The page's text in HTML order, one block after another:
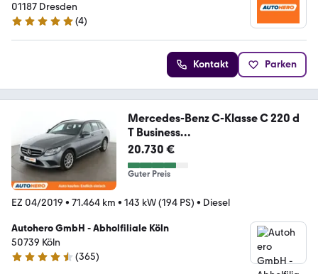
01187 Dresden
5 Sterne
(4)
Kontakt Parken
Mercedes-Benz C-Klasse C 220 d
T Business
Aut.*NAVI*TEMPO*CAM*
20.730 €
Guter Preis
EZ 04/2019 • 71.464 km • 143 kW (194 PS) • Diesel
Autohero GmbH - Abholfiliale Köln
50739 Köln
4.6 Sterne
(365)